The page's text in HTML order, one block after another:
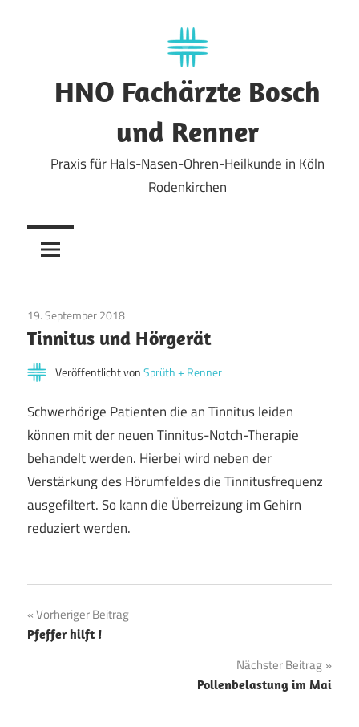
HNO Fachärzte Bosch
und Renner
Praxis für Hals-Nasen-Ohren-Heilkunde in Köln
Rodenkirchen
19. September 2018
Tinnitus und Hörgerät
Veröffentlicht vonSprüth + Renner
Schwerhörige Patienten die an Tinnitus leiden
können mit der neuen Tinnitus-Notch-Therapie
behandelt werden. Hierbei wird neben der
Verstärkung des Hörumfeldes die Tinnitusfrequenz
ausgefiltert. So kann die Überreizung im Gehirn
reduziert werden.
Beitragsnavigation
Vorheriger Beitrag
Pfeffer hilft !
Nächster Beitrag
Pollenbelastung im Mai